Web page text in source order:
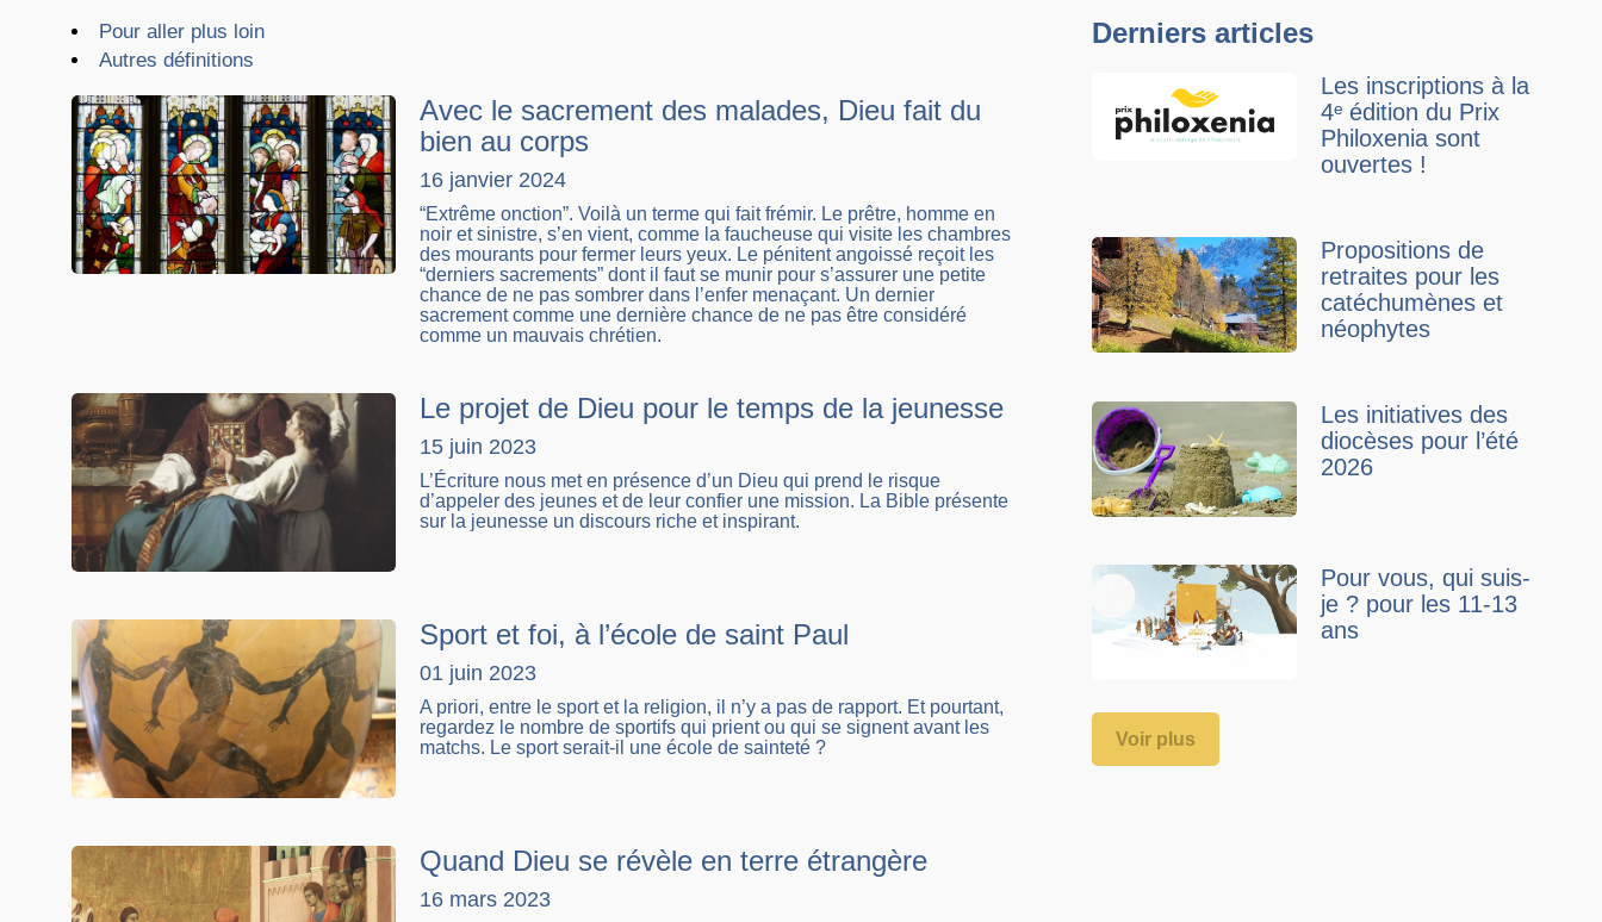
Pour aller plus loin
Autres définitions
Avec le sacrement des malades, Dieu fait du
bien au corps
16 janvier 2024
“Extrême onction”. Voilà un terme qui fait frémir. Le prêtre, homme en
noir et sinistre, s’en vient, comme la faucheuse qui visite les chambres
des mourants pour fermer leurs yeux. Le pénitent angoissé reçoit les
“derniers sacrements” dont il faut se munir pour s’assurer une petite
chance de ne pas sombrer dans l’enfer menaçant. Un dernier
sacrement comme une dernière chance de ne pas être considéré
comme un mauvais chrétien.
Le projet de Dieu pour le temps de la jeunesse
15 juin 2023
L’Écriture nous met en présence d’un Dieu qui prend le risque
d’appeler des jeunes et de leur confier une mission. La Bible présente
sur la jeunesse un discours riche et inspirant.
Sport et foi, à l’école de saint Paul
01 juin 2023
A priori, entre le sport et la religion, il n’y a pas de rapport. Et pourtant,
regardez le nombre de sportifs qui prient ou qui se signent avant les
matchs. Le sport serait-il une école de sainteté ?
Quand Dieu se révèle en terre étrangère
16 mars 2023
Derniers articles
Les inscriptions à la
4ᵉ édition du Prix
Philoxenia sont
ouvertes !
Propositions de
retraites pour les
catéchumènes et
néophytes
Les initiatives des
diocèses pour l’été
2026
Pour vous, qui suis-
je ? pour les 11-13
ans
Voir plus